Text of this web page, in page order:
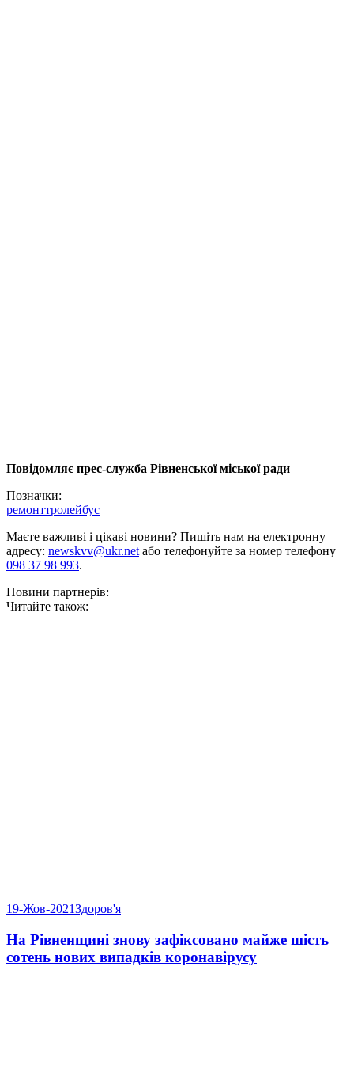
Повідомляє прес-служба Рівненської міської ради
Позначки:
ремонттролейбус
Маєте важливі і цікаві новини? Пишіть нам на електронну
адресу: newskvv@ukr.netабо телефонуйте за номер телефону
098 37 98 993.
Новини партнерів:
Читайте також:
19-Жов-2021Здоров'я
На Рівненщині знову зафіксовано майже шість
сотень нових випадків коронавірусу